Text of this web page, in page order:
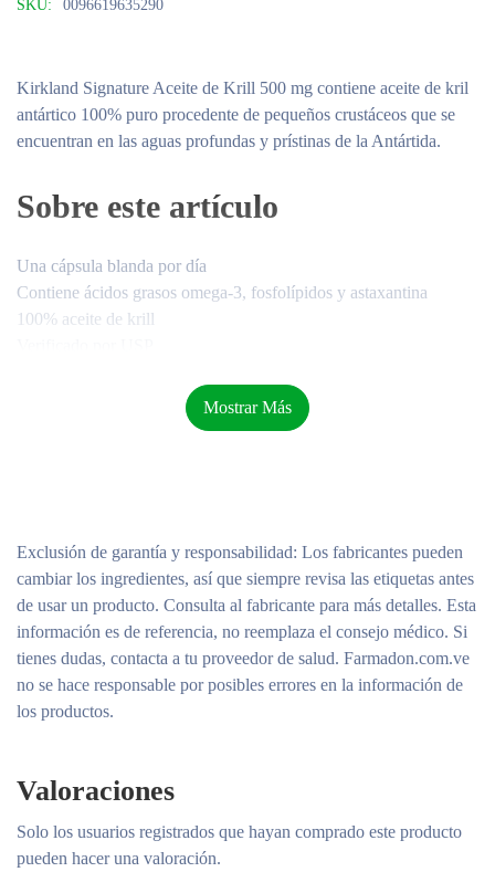
SKU:
0096619635290
Kirkland Signature Aceite de Krill 500 mg contiene aceite de kril
antártico 100% puro procedente de pequeños crustáceos que se
encuentran en las aguas profundas y prístinas de la Antártida.
Sobre este artículo
Una cápsula blanda por día
Contiene ácidos grasos omega-3, fosfolípidos y astaxantina
100% aceite de krill
Tipo de suplemento primario Aceite de krill
Recuento de unidades 160 Count
Forma del producto Cápsula Blanda
Dimensiones del artículo LxWxH
Mostrar Más
Exclusión de garantía y responsabilidad: Los fabricantes pueden
cambiar los ingredientes, así que siempre revisa las etiquetas antes
de usar un producto. Consulta al fabricante para más detalles. Esta
información es de referencia, no reemplaza el consejo médico. Si
tienes dudas, contacta a tu proveedor de salud. Farmadon.com.ve
no se hace responsable por posibles errores en la información de
los productos.
Valoraciones
Solo los usuarios registrados que hayan comprado este producto
pueden hacer una valoración.